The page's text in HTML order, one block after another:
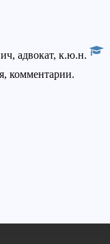
адвокат, к.ю.н.
комментарии.